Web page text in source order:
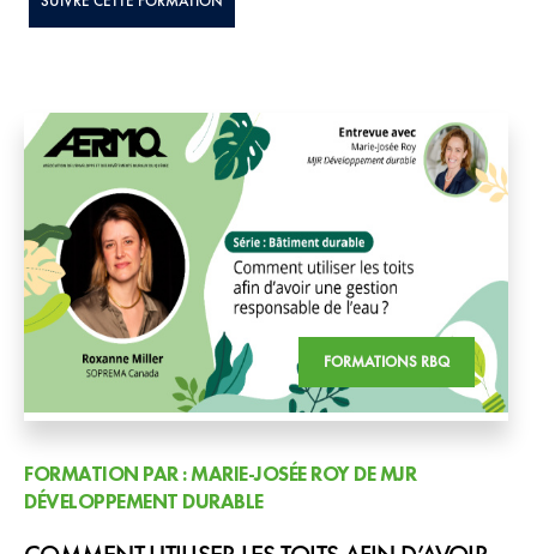
FORMATIONS RBQ
FORMATION PAR : MARIE-JOSÉE ROY DE MJR
DÉVELOPPEMENT DURABLE